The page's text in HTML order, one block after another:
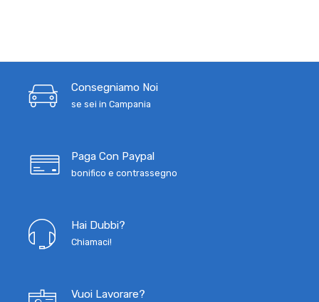
Consegniamo Noi
se sei in Campania
Paga Con Paypal
bonifico e contrassegno
Hai Dubbi?
Chiamaci!
Vuoi Lavorare?